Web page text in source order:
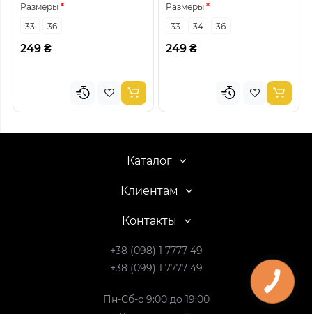
Размеры
33
36
249 ₴
Размеры
33
34 36
249 ₴
Каталог
Клиентам
Контакты
+38 (098) 1 7777 49
+38 (099) 1 7777 49
Пн-Сб-с 9:00 до 19:00